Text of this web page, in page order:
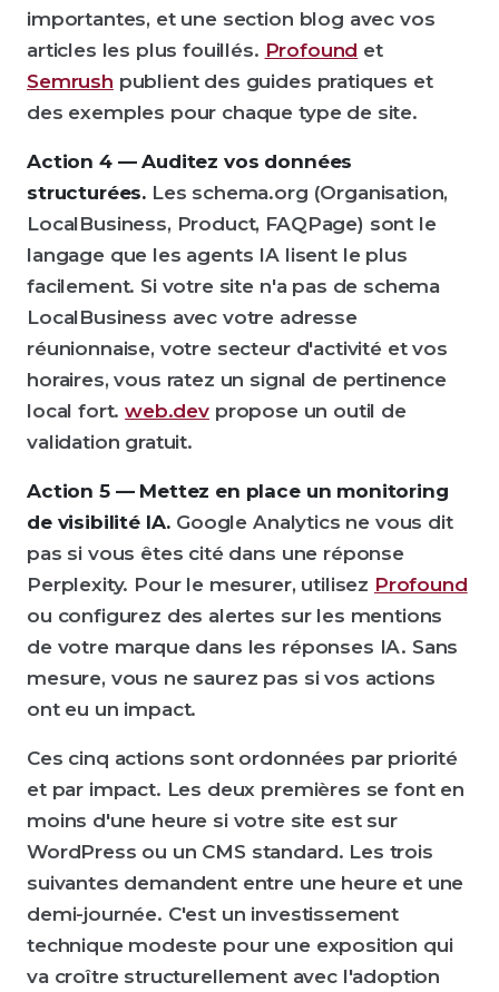
importantes, et une section blog avec vos
articles les plus fouillés. Profound et
Semrush publient des guides pratiques et
des exemples pour chaque type de site.
Action 4 — Auditez vos données
structurées. Les schema.org (Organisation,
LocalBusiness, Product, FAQPage) sont le
langage que les agents IA lisent le plus
facilement. Si votre site n'a pas de schema
LocalBusiness avec votre adresse
réunionnaise, votre secteur d'activité et vos
horaires, vous ratez un signal de pertinence
local fort.web.devpropose un outil de
validation gratuit.
Action 5 — Mettez en place un monitoring
de visibilité IA. Google Analytics ne vous dit
pas si vous êtes cité dans une réponse
Perplexity. Pour le mesurer, utilisez Profound
ou configurez des alertes sur les mentions
de votre marque dans les réponses IA. Sans
mesure, vous ne saurez pas si vos actions
ont eu un impact.
Ces cinq actions sont ordonnées par priorité
et par impact. Les deux premières se font en
moins d'une heure si votre site est sur
WordPress ou un CMS standard. Les trois
suivantes demandent entre une heure et une
demi-journée. C'est un investissement
technique modeste pour une exposition qui
va croître structurellement avec l'adoption